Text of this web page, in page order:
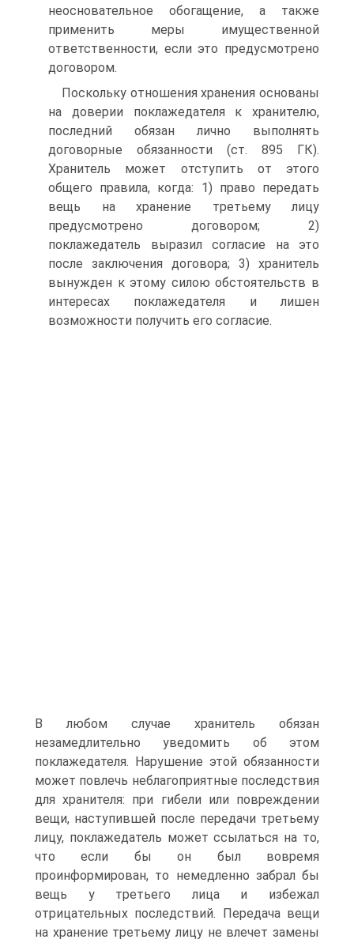
неосновательное обогащение, а также
применить меры имущественной
ответственности, если это предусмотрено
договором.
Поскольку отношения хранения основаны
на доверии поклажедателя к хранителю,
последний обязан лично выполнять
договорные обязанности (ст. 895 ГК).
Хранитель может отступить от этого
общего правила, когда: 1) право передать
вещь на хранение третьему лицу
предусмотрено договором; 2)
поклажедатель выразил согласие на это
после заключения договора; 3) хранитель
вынужден к этому силою обстоятельств в
интересах поклажедателя и лишен
возможности получить его согласие.
В любом случае хранитель обязан
незамедлительно уведомить об этом
поклажедателя. Нарушение этой обязанности
может повлечь неблагоприятные последствия
для хранителя: при гибели или повреждении
вещи, наступившей после передачи третьему
лицу, поклажедатель может ссылаться на то,
что если бы он был вовремя
проинформирован, то немедленно забрал бы
вещь у третьего лица и избежал
отрицательных последствий. Передача вещи
на хранение третьему лицу не влечет замены